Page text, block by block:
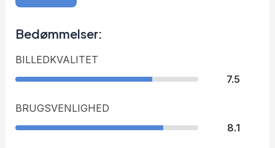
Bedømmelser:
BILLEDKVALITET
7.5
BRUGSVENLIGHED
8.1